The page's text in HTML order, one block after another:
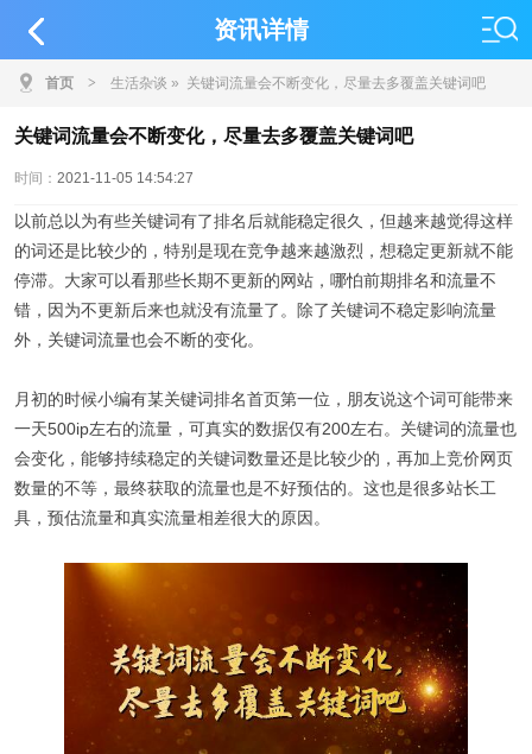
资讯详情
首页 > 生活杂谈 » 关键词流量会不断变化，尽量去多覆盖关键词吧
关键词流量会不断变化，尽量去多覆盖关键词吧
时间： 2021-11-05 14:54:27
以前总以为有些关键词有了排名后就能稳定很久，但越来越觉得这样
的词还是比较少的，特别是现在竞争越来越激烈，想稳定更新就不能
停滞。大家可以看那些长期不更新的网站，哪怕前期排名和流量不
错，因为不更新后来也就没有流量了。除了关键词不稳定影响流量
外，关键词流量也会不断的变化。
月初的时候小编有某关键词排名首页第一位，朋友说这个词可能带来
一天500ip左右的流量，可真实的数据仅有200左右。关键词的流量也
会变化，能够持续稳定的关键词数量还是比较少的，再加上竞价网页
数量的不等，最终获取的流量也是不好预估的。这也是很多站长工
具，预估流量和真实流量相差很大的原因。